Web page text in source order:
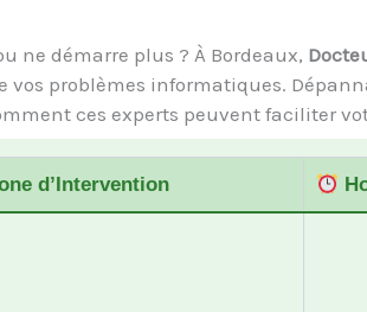
ne démarre plus ? À Bordeaux,
vos problèmes informatiques.
ces experts peuvent faciliter
d’Intervention